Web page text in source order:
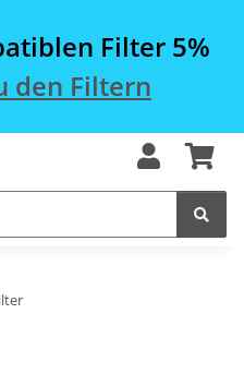
Filter 5%
den Filtern